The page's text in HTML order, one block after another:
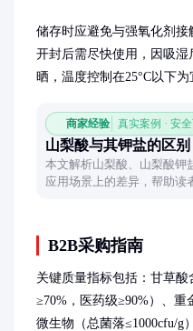
储存时应避免与强氧化剂接
开封后需尽快使用，因吸
晒，温度控制在25°C以下为
商家经验 真实案例 · 安
山梨酸与其钾盐的区别
本文解析山梨酸、山梨酸钾
应用场景上的差异，帮助读
B2B采购指南
关键质量指标包括：甘草
≥70%，医药级≥90%）、重
微生物（总菌落≤1000cfu/g）